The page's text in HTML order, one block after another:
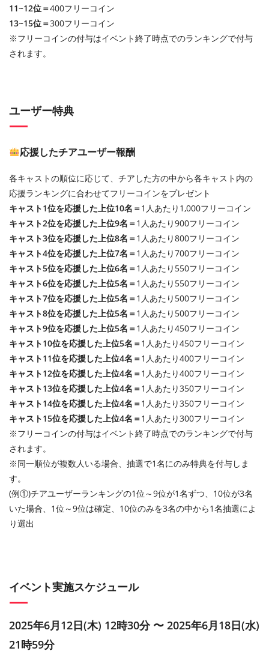
11~12位＝400フリーコイン
13~15位＝300フリーコイン
※フリーコインの付与はイベント終了時点でのランキングで付与
されます。
ユーザー特典
応援したチアユーザー報酬
各キャストの順位に応じて、チアした方の中から各キャスト内の
応援ランキングに合わせてフリーコインをプレゼント
キャスト1位を応援した上位10名＝1人あたり1,000フリーコイン
キャスト2位を応援した上位9名＝1人あたり900フリーコイン
キャスト3位を応援した上位8名＝1人あたり800フリーコイン
キャスト4位を応援した上位7名＝1人あたり700フリーコイン
キャスト5位を応援した上位6名＝1人あたり550フリーコイン
キャスト6位を応援した上位5名＝1人あたり550フリーコイン
キャスト7位を応援した上位5名＝1人あたり500フリーコイン
キャスト8位を応援した上位5名＝1人あたり500フリーコイン
キャスト9位を応援した上位5名＝1人あたり450フリーコイン
キャスト10位を応援した上位5名＝1人あたり450フリーコイン
キャスト11位を応援した上位4名＝1人あたり400フリーコイン
キャスト12位を応援した上位4名＝1人あたり400フリーコイン
キャスト13位を応援した上位4名＝1人あたり350フリーコイン
キャスト14位を応援した上位4名＝1人あたり350フリーコイン
キャスト15位を応援した上位4名＝1人あたり300フリーコイン
※フリーコインの付与はイベント終了時点でのランキングで付与
されます。
※同一順位が複数人いる場合、抽選で1名にのみ特典を付与しま
す。
(例①)チアユーザーランキングの1位～9位が1名ずつ、10位が3名
いた場合、1位～9位は確定、10位のみを3名の中から1名抽選によ
り選出
イベント実施スケジュール
2025年6月12日(木) 12時30分 〜 2025年6月18日(水)
21時59分